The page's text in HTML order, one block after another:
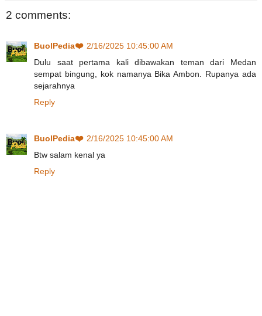
2 comments:
BuolPedia❤️ 2/16/2025 10:45:00 AM
Dulu saat pertama kali dibawakan teman dari Medan
sempat bingung, kok namanya Bika Ambon. Rupanya ada
sejarahnya
Reply
BuolPedia❤️ 2/16/2025 10:45:00 AM
Btw salam kenal ya
Reply